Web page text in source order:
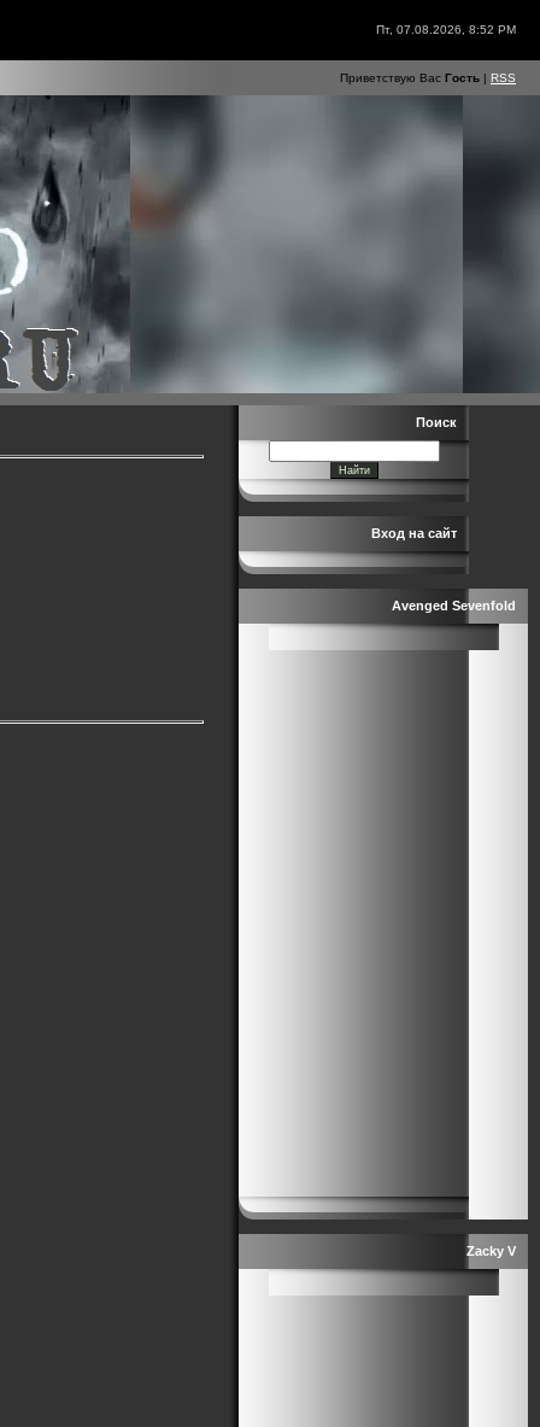
Пт, 07.08.2026, 8:52 PM
Приветствую Вас Гость | RSS
Поиск
Вход на сайт
Avenged Sevenfold
Zacky V